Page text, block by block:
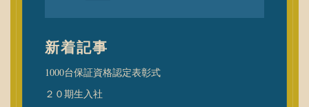
新着記事
1000台保証資格認定表彰式
２０期生入社